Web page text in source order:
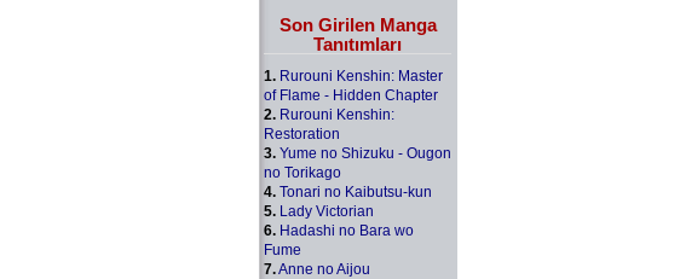
Son Girilen Manga
Tanıtımları
1. Rurouni Kenshin: Master
of Flame - Hidden Chapter
2. Rurouni Kenshin:
Restoration
3. Yume no Shizuku - Ougon
no Torikago
4. Tonari no Kaibutsu-kun
5. Lady Victorian
6. Hadashi no Bara wo
Fume
7.Anne no Aijou